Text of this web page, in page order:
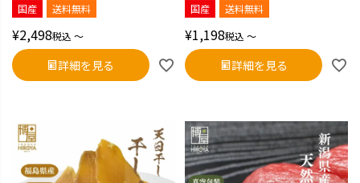
国産
送料無料
¥2,498税込 〜
詳細を見る
国産
送料無料
¥1,198税込 〜
詳細を見る